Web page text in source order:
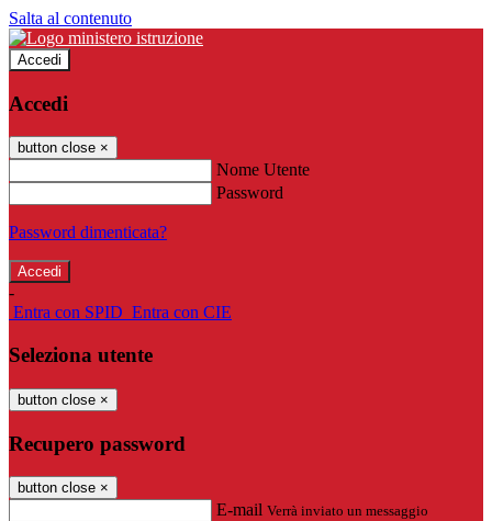
Salta al contenuto
Accedi
Accedi
button close ×
Nome Utente
Password
Password dimenticata?
-
Entra con SPID Entra con CIE
Seleziona utente
button close ×
Recupero password
button close ×
E-mail Verrà inviato un messaggio